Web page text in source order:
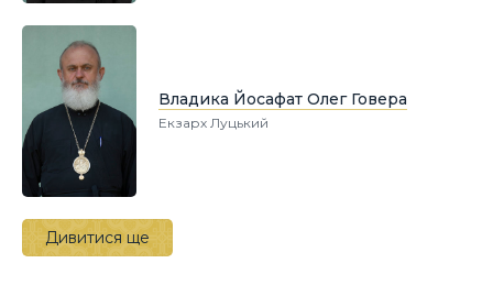
Владика Йосафат Олег Говера
Екзарх Луцький
Дивитися ще